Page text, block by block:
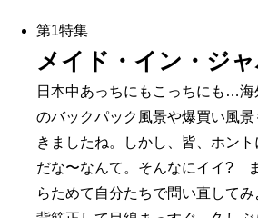
第1特集
メイド・イン・ジ
日本中あっちにもこっちにも…海
のバックパック風景や爆買い風
きましたね。しかし、皆、ホン
だな〜なんて。そんなにイイ?
らためて自分たちで問い直してみ